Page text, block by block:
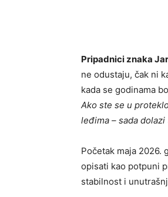
Pripadnici znaka
ne odustaju, čak ni
kada se godinama
Ako ste se u
leđima – sada
Početak maja 2026.
opisati kao potpuni
stabilnost i